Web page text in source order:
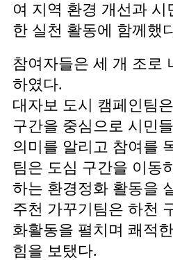
여 지역 환경 개선과 시
한 실천 활동에 함께했
참여자들은 세 개 조로
하였다.
대자보 도시 캠페인팀
구간을 중심으로 시민
의미를 알리고 참여를
팀은 도심 구간을 이동
하는 환경정화 활동을
주천 가꾸기팀은 하천
화활동을 펼치며 쾌적
힘을 보탰다.